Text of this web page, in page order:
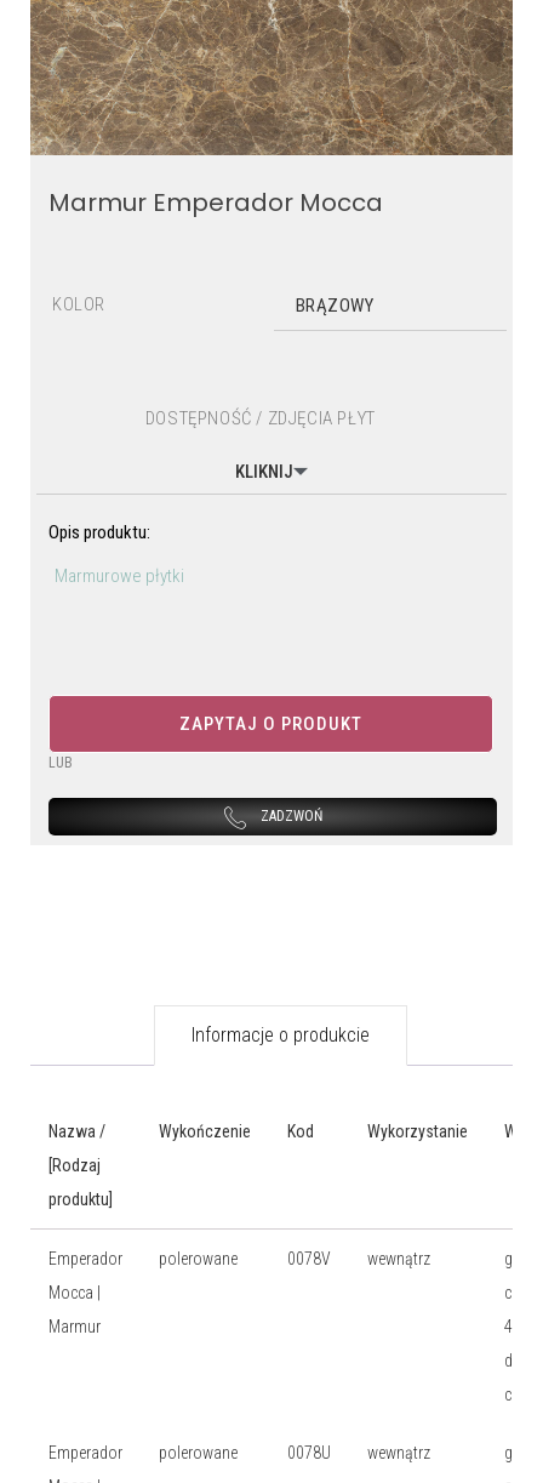
Marmur Emperador Mocca
KOLOR BRĄZOWY
DOSTĘPNOŚĆ / ZDJĘCIA PŁYT
KLIKNIJ
Opis produktu:
Marmurowe płytki
ZAPYTAJ O PRODUKT
LUB
ZADZWOŃ
Informacje o produkcie
Nazwa /
[Rodzaj
produktu]
Wykończenie Kod Wykorzystanie
Emperador
Mocca |
Marmur
polerowane 0078V wewnątrz
gr:
cm,
40,6
dł:
cm
Emperador
polerowane 0078U wewnątrz
gr: